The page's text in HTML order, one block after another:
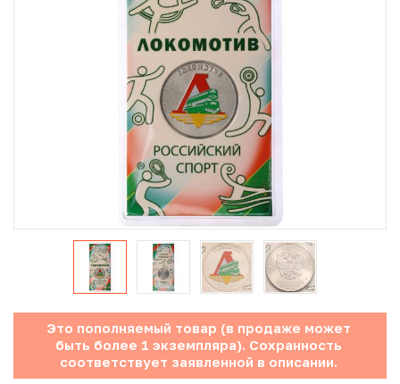
Юбилейные монеты Банка России (с 1999 года)
Памятные и инвестиционные монеты СССР и России
Иностранные монеты
Неофициальные выпуски монет (Unusual)
Античные и средневековые монеты
Инвестиционные монеты
Это пополняемый товар (в продаже может
быть более 1 экземпляра). Сохранность
соответствует заявленной в описании.